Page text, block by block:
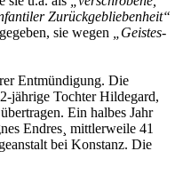
Zurück­gebliebenheit“
sie wegen
„Geistes­
Entmündigung. Die
jährige Tochter Hildegard,
Ein halbes Jahr
Endres¸ mittlerweile 41
bei Konstanz. Die